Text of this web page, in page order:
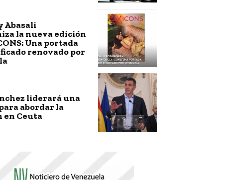
Abasali
la nueva edición
Una portada
renovado por
liderará una
abordar la
en Ceuta